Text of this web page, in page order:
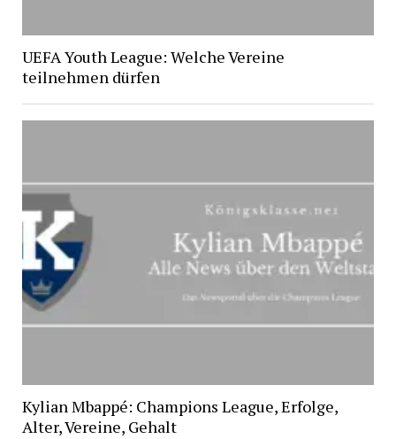
UEFA Youth League: Welche Vereine
teilnehmen dürfen
Kylian Mbappé: Champions League, Erfolge,
Alter, Vereine, Gehalt